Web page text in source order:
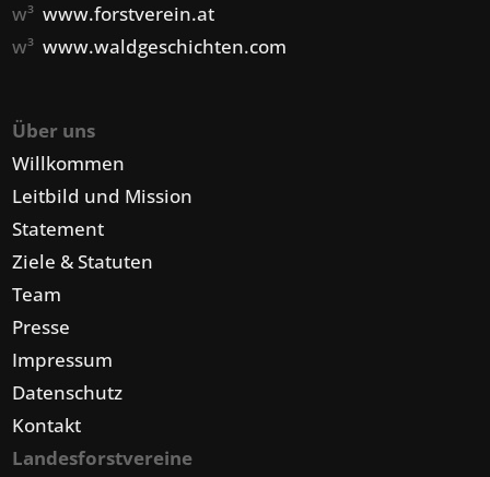
w³www.forstverein.at
w³www.waldgeschichten.com
Über uns
Willkommen
Leitbild und Mission
Statement
Ziele & Statuten
Team
Presse
Impressum
Datenschutz
Kontakt
Landesforstvereine